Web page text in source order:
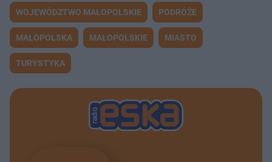
WOJEWÓDZTWO MAŁOPOLSKIE PODRÓŻE
MAŁOPOLSKA MAŁOPOLSKIE MIASTO
TURYSTYKA